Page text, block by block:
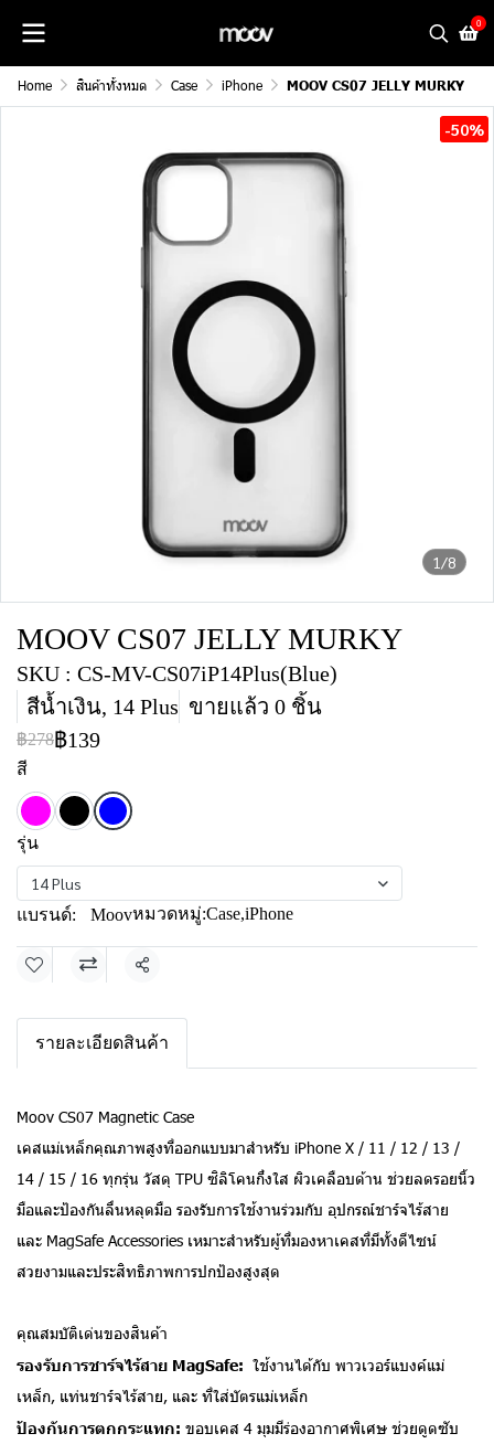
0
Home สินค้าทั้งหมด Case iPhone MOOV CS07 JELLY MURKY
1/8
-50%
MOOV CS07 JELLY MURKY
SKU : CS-MV-CS07iP14Plus(Blue)
สีน้ำเงิน, 14 Plus ขายแล้ว 0 ชิ้น
฿278฿139
สี
รุ่น
14 Plus
แบรนด์: Moovหมวดหมู่:Case,iPhone
แชร์
รายละเอียดสินค้า
Moov CS07 Magnetic Case
เคสแม่เหล็กคุณภาพสูงที่ออกแบบมาสำหรับ iPhone X / 11 / 12 / 13 /
14 / 15 / 16 ทุกรุ่น วัสดุ TPU ซิลิโคนกึ่งใส ผิวเคลือบด้าน ช่วยลดรอยนิ้ว
มือและป้องกันลื่นหลุดมือ รองรับการใช้งานร่วมกับ อุปกรณ์ชาร์จไร้สาย
และ MagSafe Accessories เหมาะสำหรับผู้ที่มองหาเคสที่มีทั้งดีไซน์
สวยงามและประสิทธิภาพการปกป้องสูงสุด
คุณสมบัติเด่นของสินค้า
รองรับการชาร์จไร้สาย MagSafe: ใช้งานได้กับ พาวเวอร์แบงค์แม่
เหล็ก, แท่นชาร์จไร้สาย, และ ที่ใส่บัตรแม่เหล็ก
ป้องกันการตกกระแทก: ขอบเคส 4 มุมมีร่องอากาศพิเศษ ช่วยดูดซับ